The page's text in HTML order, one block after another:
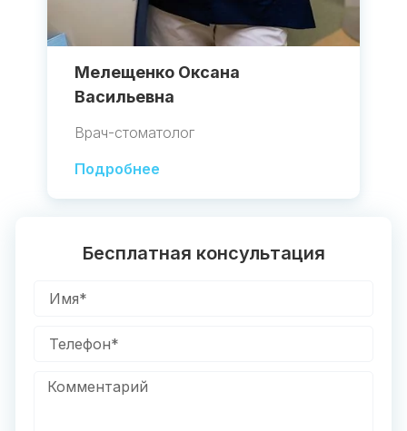
Мелещенко Оксана
Васильевна
Врач-стоматолог
Подробнее
Бесплатная консультация